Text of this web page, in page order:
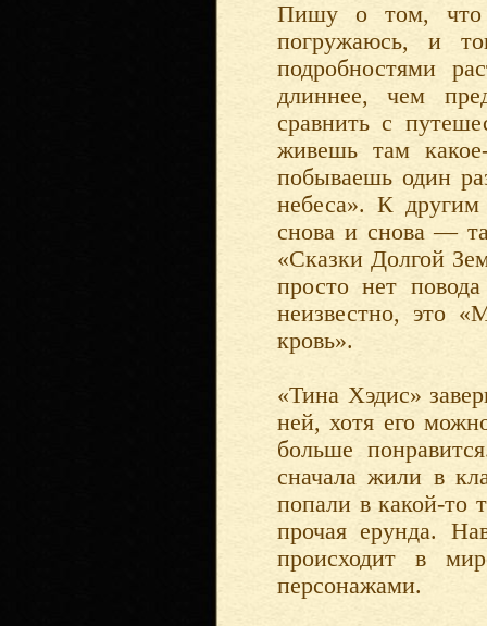
Пишу о том, что
погружаюсь, и
подробностями
длиннее, чем
сравнить с
живешь там
побываешь один
небеса». К другим
снова и снова —
«Сказки Долгой
просто нет
неизвестно, это
кровь».
«Тина Хэдис»
ней, хотя его
больше
сначала жили в
попали в какой-то
прочая ерунда.
происходит в
персонажами.